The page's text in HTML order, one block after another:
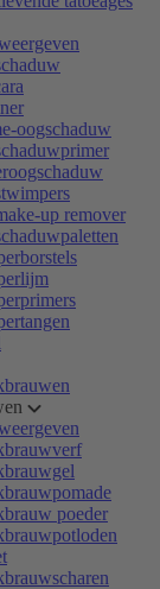
oogschaduw
up remover
poeder